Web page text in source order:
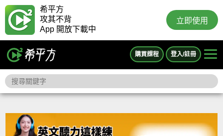
希平方
攻其不背
App 開放下載中
立即使用
購買課程 登入/註冊